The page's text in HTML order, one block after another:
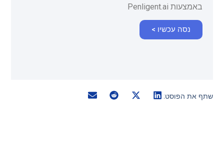
באמצעות Penligent.ai
נסה עכשיו >
שתף את הפוסט: